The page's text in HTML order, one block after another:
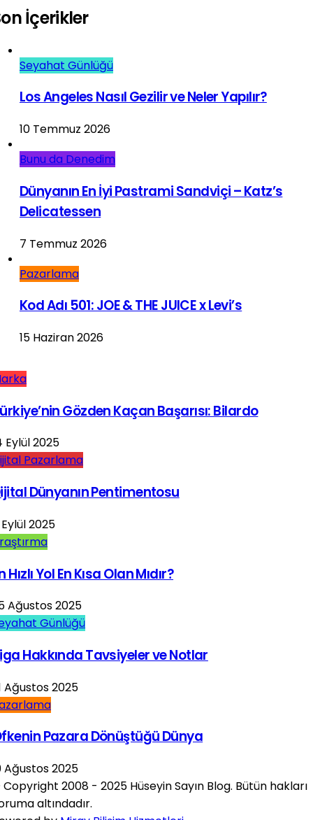
İçerikler
Seyahat Günlüğü
Los Angeles Nasıl Gezilir ve Neler Yapılır?
10 Temmuz 2026
Bunu da Denedim
Dünyanın En İyi Pastrami Sandviçi – Katz’s
Delicatessen
7 Temmuz 2026
Pazarlama
Kod Adı 501: JOE & THE JUICE x Levi’s
15 Haziran 2026
Gözden Kaçan Başarısı: Bilardo
Eylül 2025
Pazarlama
Dünyanın Pentimentosu
2025
Hızlı Yol En Kısa Olan Mıdır?
Ağustos 2025
Günlüğü
Hakkında Tavsiyeler ve Notlar
Ağustos 2025
Pazara Dönüştüğü Dünya
Ağustos 2025
2008 - 2025 Hüseyin Sayın Blog. Bütün hakları
altındadır.